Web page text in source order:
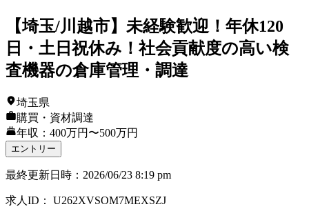
【埼玉/川越市】未経験歓迎！年休120
日・土日祝休み！社会貢献度の高い検
査機器の倉庫管理・調達
埼玉県
購買・資材調達
年収：400万円〜500万円
エントリー
最終更新日時 ： 2026/06/23 8:19 pm
求人ID ： U262XVSOM7MEXSZJ